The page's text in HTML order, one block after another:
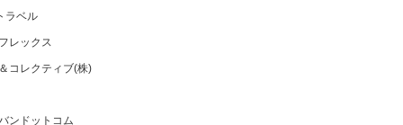
ラベル
レックス
コレクティブ(株)
ンドットコム